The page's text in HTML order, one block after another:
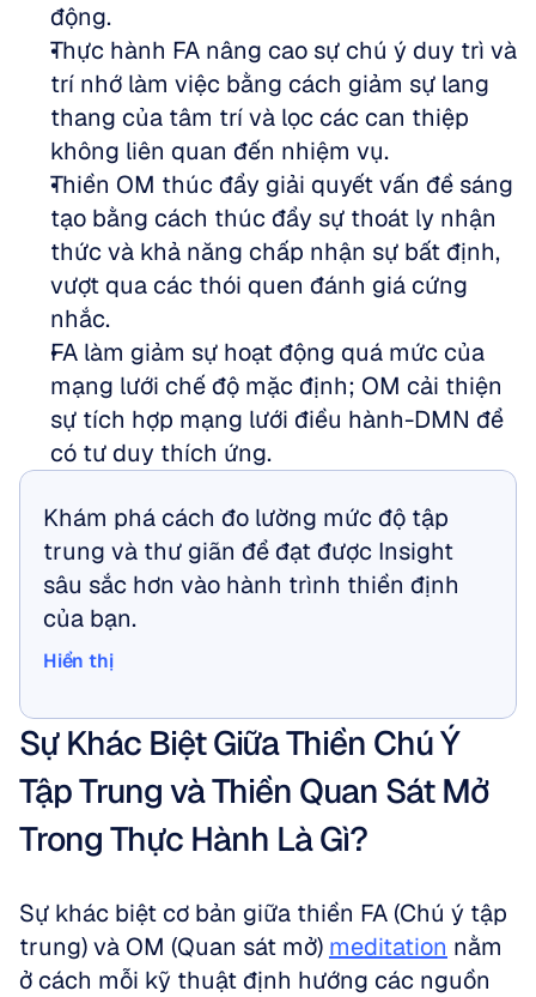
động.
Thực hành FA nâng cao sự chú ý duy trì và
trí nhớ làm việc bằng cách giảm sự lang
thang của tâm trí và lọc các can thiệp
không liên quan đến nhiệm vụ.
Thiền OM thúc đẩy giải quyết vấn đề sáng
tạo bằng cách thúc đẩy sự thoát ly nhận
thức và khả năng chấp nhận sự bất định,
vượt qua các thói quen đánh giá cứng
nhắc.
FA làm giảm sự hoạt động quá mức của
mạng lưới chế độ mặc định; OM cải thiện
sự tích hợp mạng lưới điều hành-DMN để
có tư duy thích ứng.
Khám phá cách đo lường mức độ tập
trung và thư giãn để đạt được Insight
sâu sắc hơn vào hành trình thiền định
của bạn.
Hiển thị
Sự Khác Biệt Giữa Thiền Chú Ý
Tập Trung và Thiền Quan Sát Mở
Trong Thực Hành Là Gì?
Sự khác biệt cơ bản giữa thiền FA (Chú ý tập
trung) và OM (Quan sát mở) meditation nằm
ở cách mỗi kỹ thuật định hướng các nguồn